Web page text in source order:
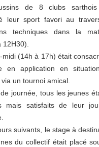
de 8 clubs
leur sport favori au
techniques dans la
12H30).
midi (14h à 17h) était
en application en
via un tournoi amical.
journée, tous les jeunes
mais satisfaits de leur
suivants, le stage à
du collectif était placé